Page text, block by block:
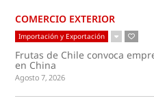
COMERCIO EXTERIOR
Importación y Exportación
Frutas de Chile convoca
en China
Agosto 7, 2026